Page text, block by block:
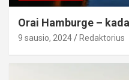
Orai Hamburge –
9 sausio, 2024 Redaktorius